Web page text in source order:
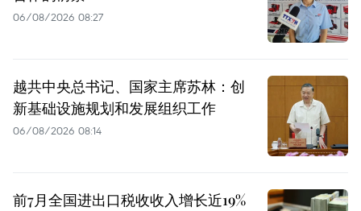
06/08/2026 08:27
越共中央总书记、国家主席苏林：创
新基础设施规划和发展组织工作
06/08/2026 08:14
前7月全国进出口税收收入增长近19%